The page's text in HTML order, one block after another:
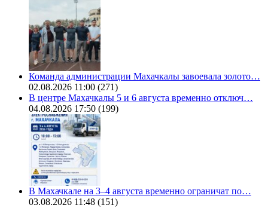
Команда администрации Махачкалы завоевала золото…
02.08.2026 11:00 (271)
В центре Махачкалы 5 и 6 августа временно отключ…
04.08.2026 17:50 (199)
В Махачкале на 3–4 августа временно ограничат по…
03.08.2026 11:48 (151)